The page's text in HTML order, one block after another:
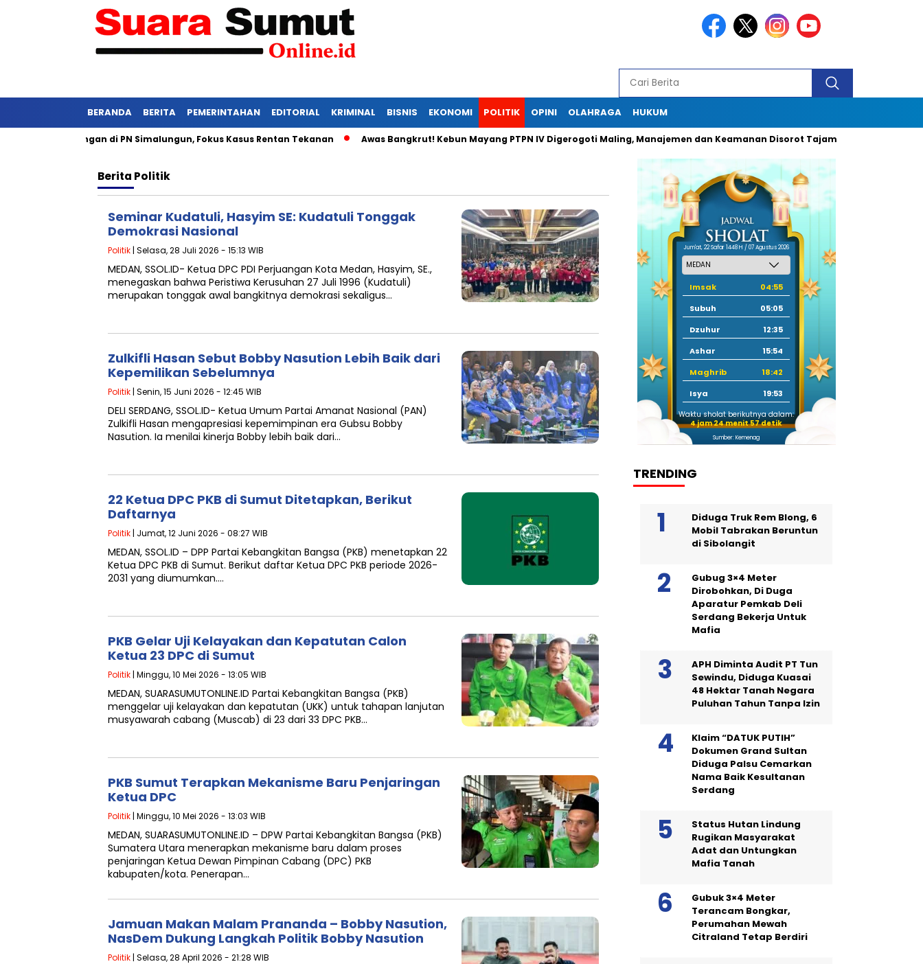
BERANDA BERITA PEMERINTAHAN EDITORIAL KRIMINAL BISNIS EKONOMI POLITIK OPINI OLAHRAGA HUKUM
Persidangan di PN Simalungun, Fokus Kasus Rentan Tekanan Awas Bangkrut! Kebun Mayang PTPN IV Digerogoti Maling, Manajemen dan Keamanan Disorot Tajam Dugaan Pungli
Berita Politik
Seminar Kudatuli, Hasyim SE: Kudatuli Tonggak
Demokrasi Nasional
Politik | Selasa, 28 Juli 2026 - 15:13 WIB
MEDAN, SSOL.ID- Ketua DPC PDI Perjuangan Kota Medan, Hasyim, SE.,
menegaskan bahwa Peristiwa Kerusuhan 27 Juli 1996 (Kudatuli)
merupakan tonggak awal bangkitnya demokrasi sekaligus…
Zulkifli Hasan Sebut Bobby Nasution Lebih Baik dari
Kepemilikan Sebelumnya
Politik | Senin, 15 Juni 2026 - 12:45 WIB
DELI SERDANG, SSOL.ID- Ketua Umum Partai Amanat Nasional (PAN)
Zulkifli Hasan mengapresiasi kepemimpinan era Gubsu Bobby
Nasution. Ia menilai kinerja Bobby lebih baik dari…
22 Ketua DPC PKB di Sumut Ditetapkan, Berikut
Daftarnya
Politik | Jumat, 12 Juni 2026 - 08:27 WIB
MEDAN, SSOL.ID – DPP Partai Kebangkitan Bangsa (PKB) menetapkan 22
Ketua DPC PKB di Sumut. Berikut daftar Ketua DPC PKB periode 2026-
2031 yang diumumkan….
PKB Gelar Uji Kelayakan dan Kepatutan Calon
Ketua 23 DPC di Sumut
Politik | Minggu, 10 Mei 2026 - 13:05 WIB
MEDAN, SUARASUMUTONLINE.ID Partai Kebangkitan Bangsa (PKB)
menggelar uji kelayakan dan kepatutan (UKK) untuk tahapan lanjutan
musyawarah cabang (Muscab) di 23 dari 33 DPC PKB…
PKB Sumut Terapkan Mekanisme Baru Penjaringan
Ketua DPC
Politik | Minggu, 10 Mei 2026 - 13:03 WIB
MEDAN, SUARASUMUTONLINE.ID – DPW Partai Kebangkitan Bangsa (PKB)
Sumatera Utara menerapkan mekanisme baru dalam proses
penjaringan Ketua Dewan Pimpinan Cabang (DPC) PKB
kabupaten/kota. Penerapan…
Jamuan Makan Malam Prananda – Bobby Nasution,
NasDem Dukung Langkah Politik Bobby Nasution
Politik | Selasa, 28 April 2026 - 21:28 WIB
Jum'at, 22 Safar 1448 H / 07 Agustus 2026
Imsak
04:55
Subuh
05:05
Dzuhur
12:35
Ashar
15:54
Maghrib
18:42
Isya
19:53
Waktu sholat berikutnya dalam:
4 jam 24 menit 56 detik
Sumber: Kemenag
TRENDING
Diduga Truk Rem Blong, 6
Mobil Tabrakan Beruntun
di Sibolangit
Gubug 3×4 Meter
Dirobohkan, Di Duga
Aparatur Pemkab Deli
Serdang Bekerja Untuk
Mafia
APH Diminta Audit PT Tun
Sewindu, Diduga Kuasai
48 Hektar Tanah Negara
Puluhan Tahun Tanpa Izin
Klaim “DATUK PUTIH”
Dokumen Grand Sultan
Diduga Palsu Cemarkan
Nama Baik Kesultanan
Serdang
Status Hutan Lindung
Rugikan Masyarakat
Adat dan Untungkan
Mafia Tanah
Gubuk 3×4 Meter
Terancam Bongkar,
Perumahan Mewah
Citraland Tetap Berdiri